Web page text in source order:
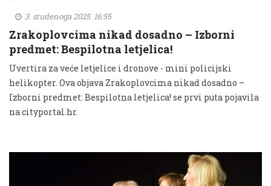
3. studenoga 2025. 16:55
Zrakoplovcima nikad dosadno – Izborni
predmet: Bespilotna letjelica!
Uvertira za veće letjelice i dronove - mini policijski
helikopter. Ova objava Zrakoplovcima nikad dosadno –
Izborni predmet: Bespilotna letjelica! se prvi puta pojavila
na cityportal.hr.